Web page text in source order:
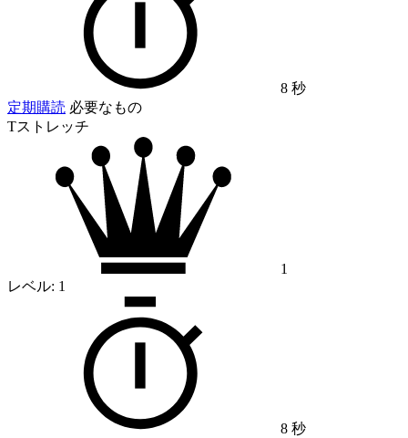
8 秒
定期購読 必要なもの
Tストレッチ
1
レベル: 1
8 秒